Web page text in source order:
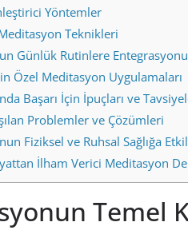
Yöntemler
Teknikleri
Günlük Rutinlere Entegrasyonu
Özel Meditasyon Uygulamaları
Başarı İçin İpuçları ve
Problemler ve Çözümleri
Fiziksel ve Ruhsal Sağlığa
İlham Verici Meditasyon
Temel